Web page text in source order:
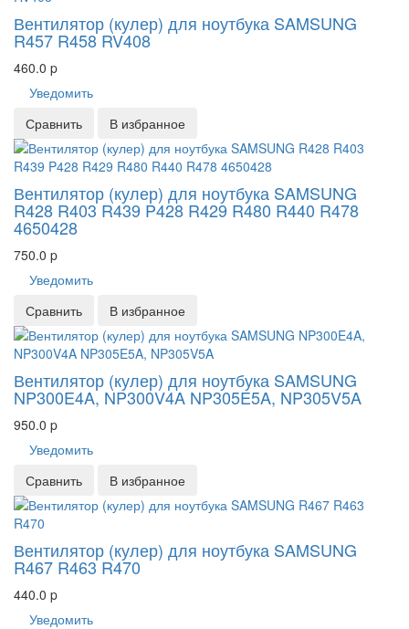
Вентилятор (кулер) для ноутбука SAMSUNG
R457 R458 RV408
460.0 p
Уведомить
Сравнить
В избранное
Вентилятор (кулер) для ноутбука SAMSUNG
R428 R403 R439 P428 R429 R480 R440 R478
4650428
750.0 p
Уведомить
Сравнить
В избранное
Вентилятор (кулер) для ноутбука SAMSUNG
NP300E4A, NP300V4A NP305E5A, NP305V5A
950.0 p
Уведомить
Сравнить
В избранное
Вентилятор (кулер) для ноутбука SAMSUNG
R467 R463 R470
440.0 p
Уведомить